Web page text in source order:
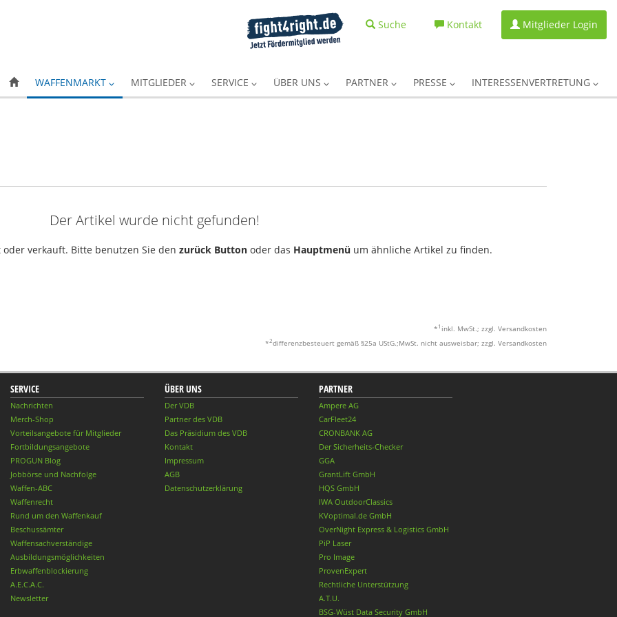
Suche Kontakt Mitglieder Login
WAFFENMARKT MITGLIEDER SERVICE ÜBER UNS PARTNER PRESSE INTERESSENVERTRETUNG
Der Artikel wurde nicht gefunden!
verkauft. Bitte benutzen Sie den zurück Button oder das Hauptmenü um ähnliche Artikel zu finden.
* 1 inkl. MwSt.; zzgl. Versandkosten
*2differenzbesteuert gemäß §25a UStG.;MwSt. nicht ausweisbar; zzgl. Versandkosten
SERVICE
Nachrichten
Merch-Shop
Vorteilsangebote für Mitglieder
Fortbildungsangebote
PROGUN Blog
Jobbörse und Nachfolge
Waffen-ABC
Waffenrecht
Rund um den Waffenkauf
Beschussämter
Waffensachverständige
Ausbildungsmöglichkeiten
Erbwaffenblockierung
A.E.C.A.C.
Newsletter
ÜBER UNS
Der VDB
Partner des VDB
Das Präsidium des VDB
Kontakt
Impressum
AGB
Datenschutzerklärung
PARTNER
Ampere AG
CarFleet24
CRONBANK AG
Der Sicherheits-Checker
GGA
GrantLift GmbH
HQS GmbH
IWA OutdoorClassics
KVoptimal.de GmbH
OverNight Express & Logistics GmbH
PiP Laser
Pro Image
ProvenExpert
Rechtliche Unterstützung
A.T.U.
BSG-Wüst Data Security GmbH